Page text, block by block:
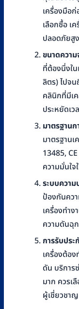
เครื่องมือ
เลือกซื้อ เ
ปลอดภัยสู
ขนาดควา
ที่ต้องนึ่งใ
ลิตร) ไปจ
คลินิกที่มีเ
ประหยัดเว
มาตรฐาน
มาตรฐาน
13485,
ความมั่นใ
ระบบควา
ป้องกันคว
เครื่องทำ
ความดันฉุ
การรับปร
เครื่องต้อ
ดัน บริการ
มาก ควรเ
ผู้เชี่ยวชาญ